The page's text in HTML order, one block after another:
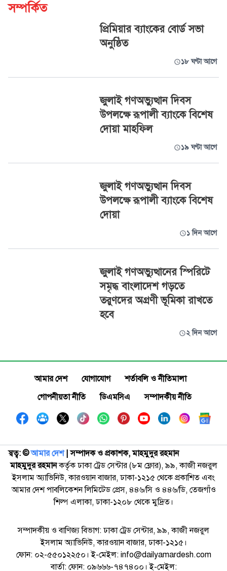
সম্পর্কিত
প্রিমিয়ার ব্যাংকের বোর্ড সভা
অনুষ্ঠিত
১৮ ঘণ্টা আগে
জুলাই গণঅভ্যুত্থান দিবস
উপলক্ষে রূপালী ব্যাংকে বিশেষ
দোয়া মাহফিল
১৯ ঘণ্টা আগে
জুলাই গণঅভ্যুত্থান দিবস
উপলক্ষে রূপালী ব্যাংকে বিশেষ
দোয়া
১ দিন আগে
জুলাই গণঅভ্যুত্থানের স্পিরিটে
সমৃদ্ধ বাংলাদেশ গড়তে
তরুণদের অগ্রণী ভূমিকা রাখতে
হবে
২ দিন আগে
আমার দেশ যোগাযোগ
শর্তাবলি ও নীতিমালা
গোপনীয়তা নীতি
ডিএমসিএ সম্পাদকীয় নীতি
স্বত্ব: ©️আমার দেশ| সম্পাদক ও প্রকাশক, মাহমুদুর রহমান
মাহমুদুর রহমানকর্তৃক ঢাকা ট্রেড সেন্টার (৮ম ফ্লোর), ৯৯, কাজী নজরুল
ইসলাম অ্যাভিনিউ, কারওয়ান বাজার, ঢাকা-১২১৫ থেকে প্রকাশিত এবং
আমার দেশ পাবলিকেশন লিমিটেড প্রেস, ৪৪৬/সি ও ৪৪৬/ডি, তেজগাঁও
শিল্প এলাকা, ঢাকা-১২০৮ থেকে মুদ্রিত।
সম্পাদকীয় ও বাণিজ্য বিভাগ: ঢাকা ট্রেড সেন্টার, ৯৯, কাজী নজরুল
ইসলাম অ্যাভিনিউ, কারওয়ান বাজার, ঢাকা-১২১৫।
ফোন: ০২-৫৫০১২২৫০। ই-মেইল: info@dailyamardesh.com
বার্তা: ফোন: ০৯৬৬৬-৭৪৭৪০০। ই-মেইল: